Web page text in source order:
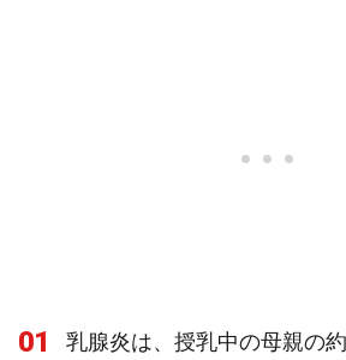
01
乳腺炎は、授乳中の母親の